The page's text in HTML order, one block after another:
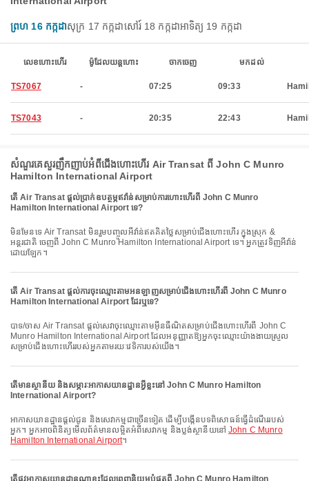
ព្រហ 16 កក្កដាសុក្រ 17 កក្កដាសៅរ៍ 18 កក្កដាអាទិត្យ 19 កក្កដា
លេខហោះហើរ ម៉ូដែលយន្តហោះ ចាកចេញ មកដល់
TS7067 - 07:25 09:33
TS7043 - 20:35 22:43
សំណួរគេសួរញឹកញាប់អំពីជើងហោះហើរ Air Transat ពី John C Munro
Hamilton International Airport
តើ Air Transat ផ្តល់ប្រាក់ឧបត្ថម្ភឥវ៉ាន់សម្រាប់ការហោះហើរពី John C Munro
Hamilton International Airport ទេ?
មិនមែនទេ Air Transat មិនរួមបញ្ចូលអីវ៉ាន់ឥតគិតថ្លៃសម្រាប់ជើងហោះហើរ ក្នុងស្រុក &
អន្តរជាតិ ចេញពី John C Munro Hamilton International Airport ទេ។ អ្នកត្រូវទិញអីវ៉ាន់
ដោយឡែក។
តើ Air Transat ផ្តល់ការចុះឈ្មោះតាមអនឡាញសម្រាប់ជើងហោះហើរពី John C Munro
Hamilton International Airport ដែរឬទេ?
បាទ/ចាស Air Transat ផ្តល់សេវាចុះឈ្មោះតាមអ៊ីនធឺណិតសម្រាប់ជើងហោះហើរពី John C
Munro Hamilton International Airport ដែលអនុញ្ញាតឱ្យអ្នកចុះឈ្មោះយ៉ាងងាយស្រួល
សម្រាប់ជើងហោះហើររបស់អ្នកតាមរយៈវេទិការបស់យើង។
តើមានស្ថានីយ និងសម្ភារៈអាកាសយានដ្ឋានអ្វីខ្លះនៅ John C Munro Hamilton
International Airport?
អាកាសយានដ្ឋានផ្តល់ជូន និងសេវាកម្មជាច្រើនទៀត ដើម្បីបង្កើនបទពិសោធន៍ធ្វើដំណើររបស់
អ្នក។ អ្នកអាចពិនិត្យមើលព័ត៌មានលម្អិតអំពីសេវាកម្ម និងប្លង់ស្ថានីយនៅJohn C Munro
Hamilton International Airport។
តើផ្លូវអាកាសយានដ្ឋានណាខ្លះដែលពេញនិយមបំផុតពី John C Munro Hamilton